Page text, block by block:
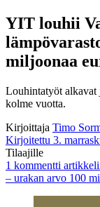
YIT louhii
miljoonaa
Louhintatyöt alkavat
kolme vuotta.
Kirjoittaja Timo
Kirjoitettu 3.
Tilaajille
1 kommentti
– urakan arvo 100